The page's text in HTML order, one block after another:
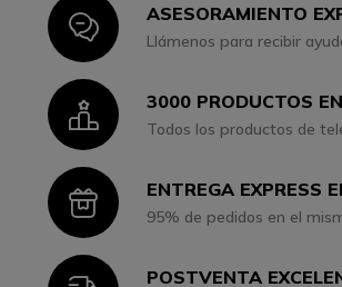
IconASESORAMIENTO
Llámenos para recibir
Icon3000 PRODUCTOS
Todos los productos de
IconENTREGA EXPRESS
95% de pedidos en el
POSTVENTA